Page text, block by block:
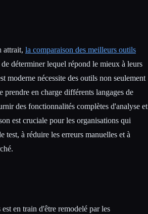
attrait, la comparaison des meilleurs outils
déterminer lequel répond le mieux à leurs
moderne nécessite des outils non seulement
prendre en charge différents langages de
des fonctionnalités complètes d'analyse et
est cruciale pour les organisations qui
test, à réduire les erreurs manuelles et à
en train d'être remodelé par les